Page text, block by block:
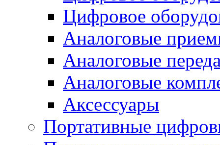
Цифровое
Аналоговые
Аналоговые
Аналоговые
Аксессуары
Портативные